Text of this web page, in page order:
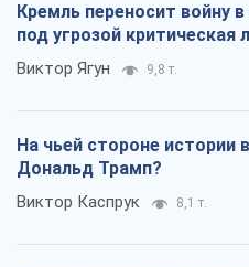
Кремль переносит войну
под угрозой критическая
Виктор Ягун 9,8 т.
На чьей стороне истории
Дональд Трамп?
Виктор Каспрук 8,1 т.